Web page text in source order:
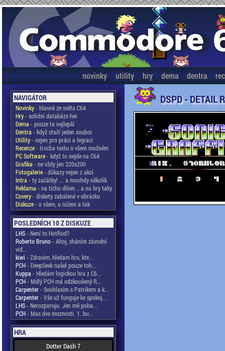
novinky utility hry dema dentra
NAVIGÁTOR
Novinky- hlavně ze světa C64
Hry- solidní databáze her
Dema - pouze ta nejlepší
Dentra - když stačí jeden soubor
Utility- nejen pro práci a legraci
Recenze- trocha textu o všem možném
PC Software- když to nejde na C64
Grafika - ne vždy jen 320x200
Fotogalerie- důkazy nejen z akcí
Intra - ty začátky! ... a mnohdy několik
Reklama - na ticho dňies .. a na hry taky
Covery- diskety zabalené v obrázku
Diskuze- o všem, o ničem a tak
POSLEDNÍCH 10 Z DISKUZE
LHS- Není to HotRod?
Roberto Bruno- Ahoj, sháním závodní
vid...
kiwi - Zdravim, hledam hru, kte...
PCH- DeepSeek našel pouze toh...
Kuppa - Hledám logickou hru z C6...
PCH- Mdlý PCH má odzkoušený R...
Carpenter- Souhlasím s Patrikem a k...
Carpenter- Vše už funguje ke spokoj...
LHS- Nerozporuju. Jen mě poba...
PCH- Mas dve moznosti. 1. bu...
HRA
Dotter Dash 7
DSPD - DETAIL